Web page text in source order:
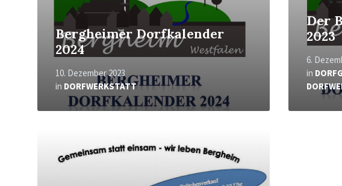
Bergheimer Dorfkalender
2024
10. Dezember 2023
in DORFWERKSTATT
Der
2023
6.
in